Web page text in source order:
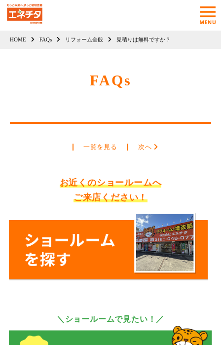
HOME FAQs リフォーム全般 見積りは無料ですか？
FAQs
一覧を見る 次へ
お近くのショールームへ
ご来店ください！
＼ショールームで見たい！／